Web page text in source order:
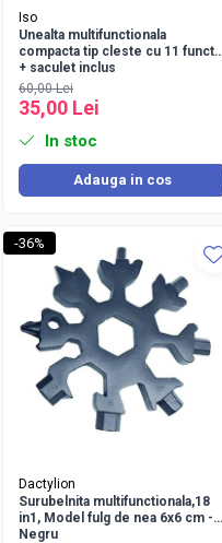
Iso
Unealta multifunctionala
compacta tip cleste cu 11 functii
+ saculet inclus
60,00 Lei
35,00 Lei
In stoc
Adauga in cos
-36%
Dactylion
Surubelnita multifunctionala,18
in1, Model fulg de nea 6x6 cm -
Negru